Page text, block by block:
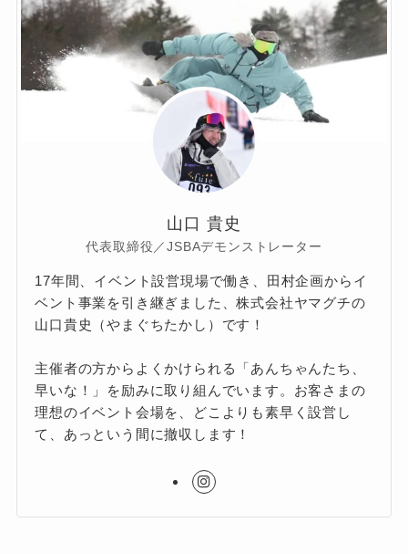
山口 貴史
代表取締役／JSBAデモンストレーター
17年間、イベント設営現場で働き、田村企画からイ
ベント事業を引き継ぎました、株式会社ヤマグチの
山口貴史（やまぐちたかし）です！
主催者の方からよくかけられる「あんちゃんたち、
早いな！」を励みに取り組んでいます。お客さまの
理想のイベント会場を、どこよりも素早く設営し
て、あっという間に撤収します！